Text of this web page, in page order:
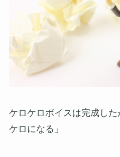
ケロケロボイスは完成し
ケロになる」